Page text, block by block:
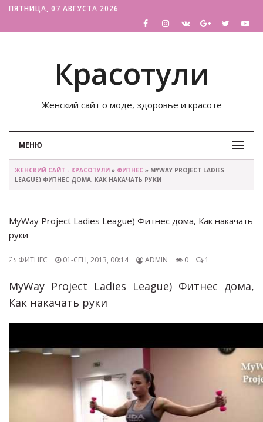
ПЯТНИЦА, 07 АВГУСТА 2026
Красотули
Женский сайт о моде, здоровье и красоте
МЕНЮ
ЖЕНСКИЙ САЙТ - КРАСОТУЛИ » ФИТНЕС » MYWAY PROJECT LADIES
LEAGUE) ФИТНЕС ДОМА, КАК НАКАЧАТЬ РУКИ
MyWay Project Ladies League) Фитнес дома, Как накачать
руки
ФИТНЕС 01-СЕН, 2013, 00:14 ADMIN 0 1
MyWay Project Ladies League) Фитнес дома,
Как накачать руки